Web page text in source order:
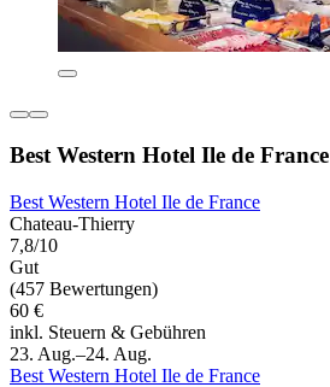
Best Western Hotel Ile de France
Best Western Hotel Ile de France
Chateau-Thierry
7,8/10
Gut
(457 Bewertungen)
60 €
inkl. Steuern & Gebühren
23. Aug.–24. Aug.
Best Western Hotel Ile de France